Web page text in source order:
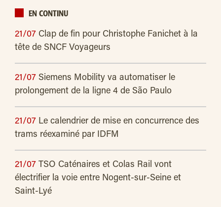
EN CONTINU
21/07 Clap de fin pour Christophe Fanichet à la
tête de SNCF Voyageurs
21/07 Siemens Mobility va automatiser le
prolongement de la ligne 4 de São Paulo
21/07 Le calendrier de mise en concurrence des
trams réexaminé par IDFM
21/07 TSO Caténaires et Colas Rail vont
électrifier la voie entre Nogent-sur-Seine et
Saint-Lyé